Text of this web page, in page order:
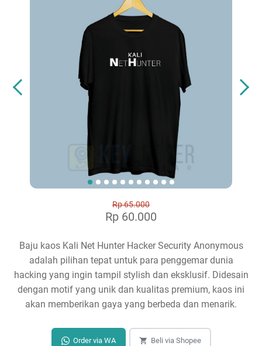
Rp 65.000
Rp 60.000
Baju kaos Kali Net Hunter Hacker Security Anonymous
adalah pilihan tepat untuk para penggemar dunia
hacking yang ingin tampil stylish dan eksklusif. Didesain
dengan motif yang unik dan kualitas premium, kaos ini
akan memberikan gaya yang berbeda dan menarik.
Order via WA Beli via Shopee